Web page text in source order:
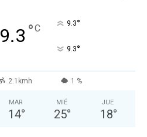
9.3 °C 9.3°
9.3°
2.1kmh 1 %
MAR
14°
MIÉ
25°
JUE
18°